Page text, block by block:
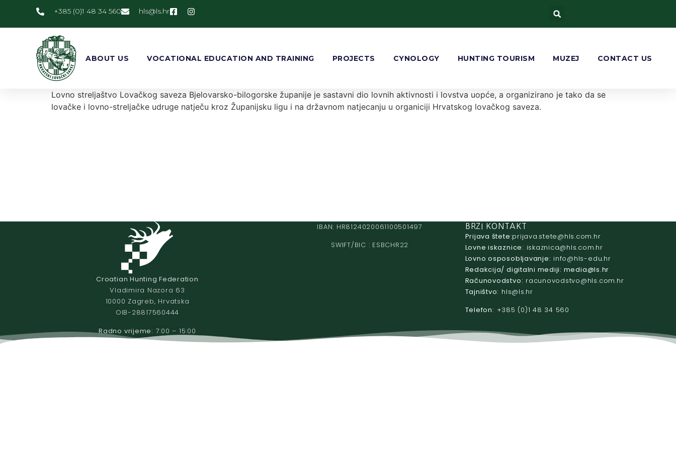
+385 (0)1 48 34 560 rh.sl
@slh
ABOUT US VOCATIONAL EDUCATION AND TRAINING PROJECTS CYNOLOGY HUNTING TOURISM MUZEJ CONTACT US
Lovno streljaštvo Lovačkog saveza Bjelovarsko-bilogorske županije je sastavni dio lovnih aktivnosti i lovstva uopće, a organizirano je tako da se
lovačke i lovno-streljačke udruge natječu kroz Županijsku ligu i na državnom natjecanju u organiciji Hrvatskog lovačkog saveza.
Croatian Hunting Federation
Vladimira Nazora 63
10000 Zagreb, Hrvatska
OIB-28817560444
Radno vrijeme: 7:00 – 15:00
IBAN: HR8124020061100501497
SWIFT/BIC : ESBCHR22
BRZI KONTAKT
Prijava štete: rh.moc.slh
@etets.avajirp
Lovne iskaznice:
rh.moc.slh
@acinzaksi
Lovno osposobljavanje:
rh.ude-slh
@ofni
Redakcija/ digitalni mediji:
rh.sl
@aidem
Računovodstvo:
rh.moc.slh
@ovtsdovonucar
Tajništvo:
rh.sl
@slh
Telefon: +385 (0)1 48 34 560